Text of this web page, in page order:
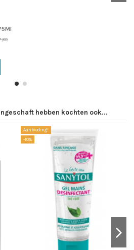
hebben kochten ook...
Aanbieding!
-10%